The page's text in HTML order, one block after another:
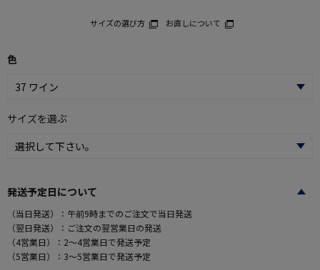
サイズの選び方 お直しについて
色
サイズを選ぶ
発送予定日について
（当日発送）：午前9時までのご注文で当日発送
（翌日発送）：ご注文の翌営業日の発送
（4営業日）：2～4営業日で発送予定
（5営業日）：3～5営業日で発送予定